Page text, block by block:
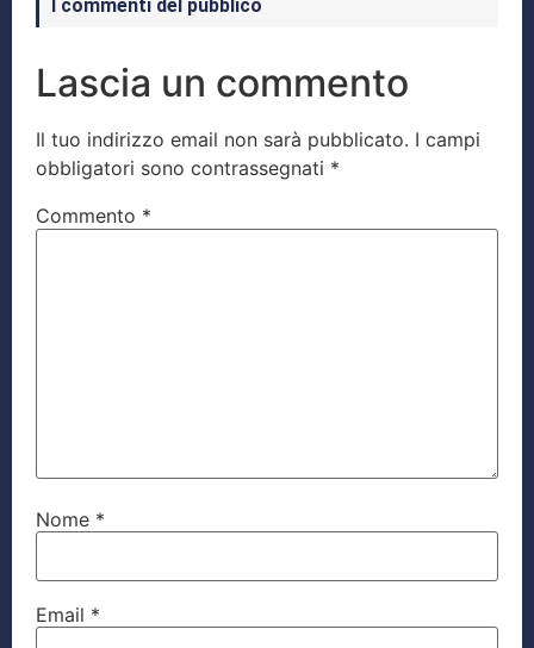
I commenti del pubblico
Lascia un commento
Il tuo indirizzo email non sarà pubblicato. I campi
obbligatori sono contrassegnati *
Commento *
Nome *
Email *